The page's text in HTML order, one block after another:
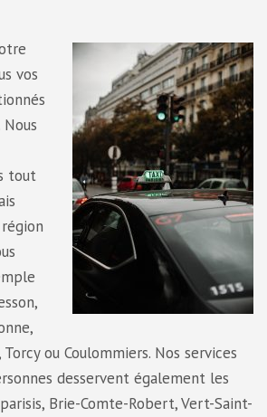
vos
tout
ou Coulommiers. Nos services
desservent également les
Brie-Comte-Robert, Vert-Saint-